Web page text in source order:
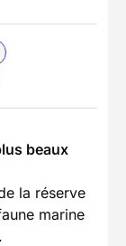
beaux
la réserve
marine